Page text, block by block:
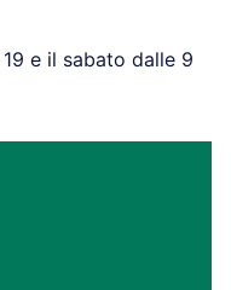
e il sabato dalle 9